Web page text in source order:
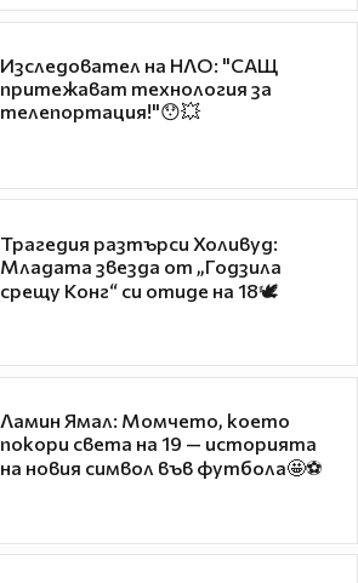
Изследовател на НЛО: "САЩ
притежават технология за
телепортация!"😯💥
Трагедия разтърси Холивуд:
Младата звезда от „Годзила
срещу Конг“ си отиде на 18🕊️
Ламин Ямал: Момчето, което
покори света на 19 — историята
на новия символ във футбола🤩⚽